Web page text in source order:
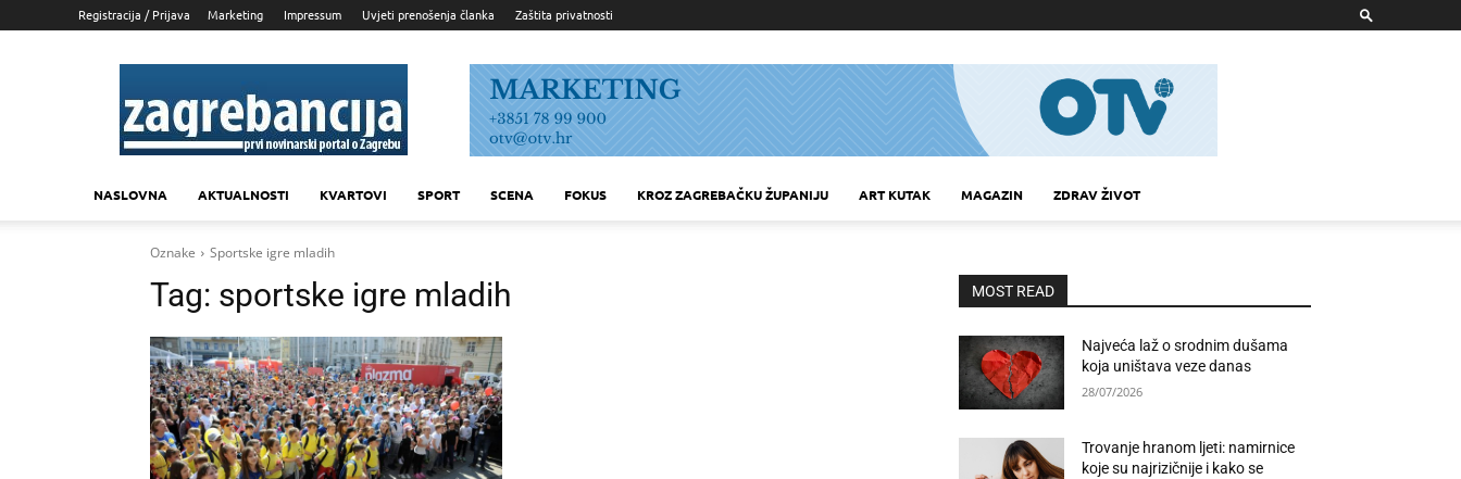
Registracija / Prijava Marketing Impressum Uvjeti prenošenja članka Zaštita privatnosti
Zagrebancija
NASLOVNA AKTUALNOSTI KVARTOVI SPORT SCENA FOKUS KROZ ZAGREBAČKU ŽUPANIJU ART KUTAK MAGAZIN ZDRAV ŽIVOT
Oznake Sportske igre mladih
Tag: sportske igre mladih MOST READ
Najveća laž o srodnim dušama
koja uništava veze danas
28/07/2026
Trovanje hranom ljeti: namirnice
koje su najrizičnije i kako se